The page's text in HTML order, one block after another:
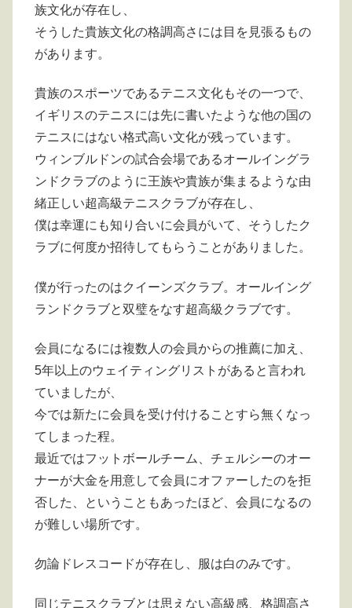
族文化が存在し、
そうした貴族文化の格調高さには目を見張るもの
があります。
貴族のスポーツであるテニス文化もその一つで、
イギリスのテニスには先に書いたような他の国の
テニスにはない格式高い文化が残っています。
ウィンブルドンの試合会場であるオールイングラ
ンドクラブのように王族や貴族が集まるような由
緒正しい超高級テニスクラブが存在し、
僕は幸運にも知り合いに会員がいて、そうしたク
ラブに何度か招待してもらうことがありました。
僕が行ったのはクイーンズクラブ。オールイング
ランドクラブと双璧をなす超高級クラブです。
会員になるには複数人の会員からの推薦に加え、
5年以上のウェイティングリストがあると言われ
ていましたが、
今では新たに会員を受け付けることすら無くなっ
てしまった程。
最近ではフットボールチーム、チェルシーのオー
ナーが大金を用意して会員にオファーしたのを拒
否した、ということもあったほど、会員になるの
が難しい場所です。
勿論ドレスコードが存在し、服は白のみです。
同じテニスクラブとは思えない高級感、格調高さ